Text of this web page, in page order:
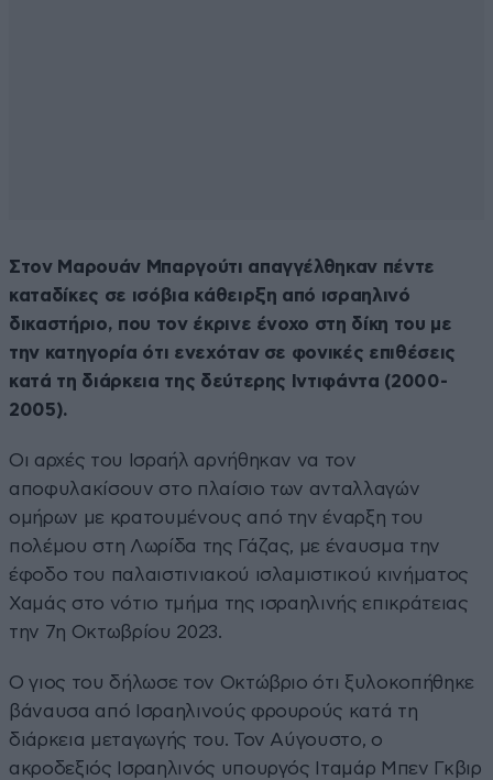
Στον Μαρουάν Μπαργούτι απαγγέλθηκαν πέντε
καταδίκες σε ισόβια κάθειρξη από ισραηλινό
δικαστήριο, που τον έκρινε ένοχο στη δίκη του με
την κατηγορία ότι ενεχόταν σε φονικές επιθέσεις
κατά τη διάρκεια της δεύτερης Ιντιφάντα (2000-
2005).
Οι αρχές του Ισραήλ αρνήθηκαν να τον
αποφυλακίσουν στο πλαίσιο των ανταλλαγών
ομήρων με κρατουμένους από την έναρξη του
πολέμου στη Λωρίδα της Γάζας, με έναυσμα την
έφοδο του παλαιστινιακού ισλαμιστικού κινήματος
Χαμάς στο νότιο τμήμα της ισραηλινής επικράτειας
την 7η Οκτωβρίου 2023.
Ο γιος του δήλωσε τον Οκτώβριο ότι ξυλοκοπήθηκε
βάναυσα από Ισραηλινούς φρουρούς κατά τη
διάρκεια μεταγωγής του. Τον Αύγουστο, ο
ακροδεξιός Ισραηλινός υπουργός Ιταμάρ Μπεν Γκβιρ